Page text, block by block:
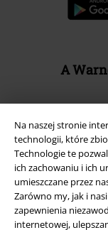
Na naszej stronie
technologii, które
Technologie te
ich zachowaniu i ich
umieszczane przez
Zarówno my, jak i
zapewnienia
internetowej,
A